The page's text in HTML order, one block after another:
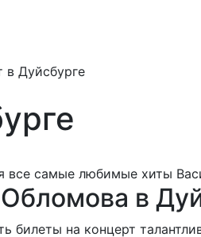
в Дуйсбурге
в
билеты на концерт